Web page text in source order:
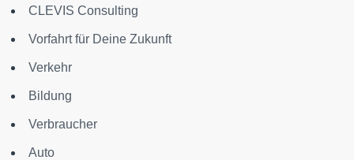
CLEVIS Consulting
Vorfahrt für Deine Zukunft
Verkehr
Bildung
Verbraucher
Auto